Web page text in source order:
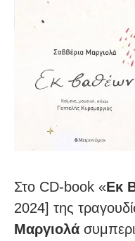
Στο CD-book «Εκ
2024] της
Μαργιολά